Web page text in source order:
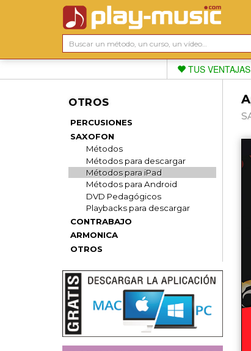
TUS VENTAJAS
OTROS
PERCUSIONES
SAXOFON
Métodos
Métodos para descargar
Métodos para iPad
Métodos para Android
DVD Pedagógicos
Playbacks para descargar
CONTRABAJO
ARMONICA
OTROS